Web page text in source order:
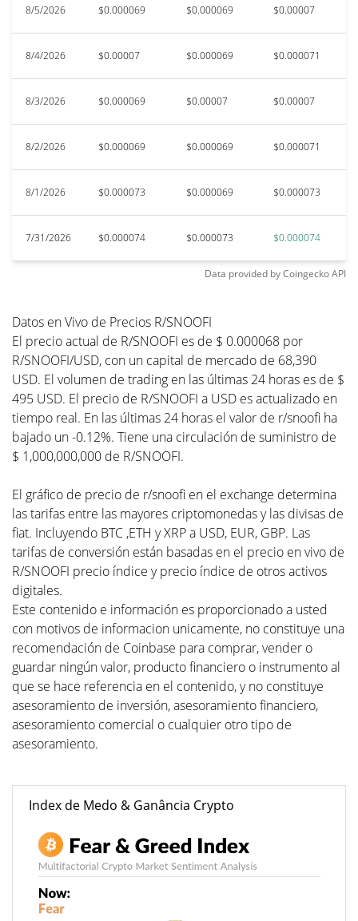
8/5/2026 $0.000069 $0.000069 $0.00007
8/4/2026 $0.00007 $0.000069 $0.000071
8/3/2026 $0.000069 $0.00007 $0.00007
8/2/2026 $0.000069 $0.000069 $0.000071
8/1/2026 $0.000073 $0.000069 $0.000073
7/31/2026 $0.000074 $0.000073 $0.000074
Data provided byCoingeckoAPI
Datos en Vivo de Precios R/SNOOFI
El precio actual de R/SNOOFI es de $ 0.000068 por
R/SNOOFI/USD, con un capital de mercado de 68,390
USD. El volumen de trading en las últimas 24 horas es de $
495 USD. El precio de R/SNOOFI a USD es actualizado en
tiempo real. En las últimas 24 horas el valor de r/snoofi ha
bajado un -0.12%. Tiene una circulación de suministro de
$ 1,000,000,000 de R/SNOOFI.
El gráfico de precio de r/snoofi en el exchange determina
las tarifas entre las mayores criptomonedas y las divisas de
fiat. Incluyendo BTC ,ETH y XRP a USD, EUR, GBP. Las
tarifas de conversión están basadas en el precio en vivo de
R/SNOOFI precio índice y precio índice de otros activos
digitales.
Este contenido e información es proporcionado a usted
con motivos de informacion unicamente, no constituye una
recomendación de Coinbase para comprar, vender o
guardar ningún valor, producto financiero o instrumento al
que se hace referencia en el contenido, y no constituye
asesoramiento de inversión, asesoramiento financiero,
asesoramiento comercial o cualquier otro tipo de
asesoramiento.
Index de Medo & Ganância Crypto